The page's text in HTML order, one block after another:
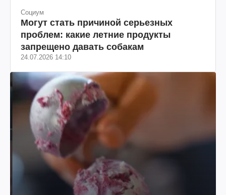
Социум
Могут стать причиной серьезных
проблем: какие летние продукты
запрещено давать собакам
24.07.2026 14:10